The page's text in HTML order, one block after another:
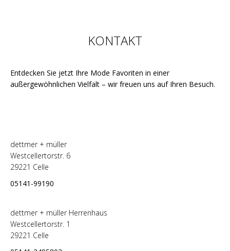
KONTAKT
Entdecken Sie jetzt Ihre Mode Favoriten in einer
außergewöhnlichen Vielfalt – wir freuen uns auf Ihren Besuch.
dettmer + müller
Westcellertorstr. 6
29221 Celle
05141-99190
dettmer + müller Herrenhaus
Westcellertorstr. 1
29221 Celle